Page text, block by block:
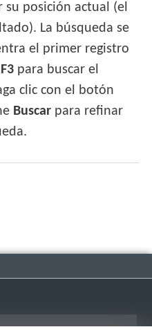
su posición actual (el
La búsqueda se
el primer registro
F3 para buscar el
clic con el botón
Buscar para refinar